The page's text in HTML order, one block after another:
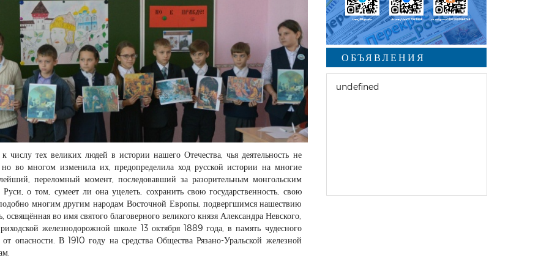
тех великих людей в истории нашего Отечества, чья деятельность не
во многом изменила их, предопределила ход русской истории на многие
переломный момент, последовавший за разорительным монгольским
о том, сумеет ли она уцелеть, сохранить свою государственность, свою
подобно многим другим народам Восточной Европы, подвергшимся нашествию
во имя святого благоверного великого князя Александра Невского,
железнодорожной школе 13 октября 1889 года, в память чудесного
опасности. В 1910 году на средства Общества Рязано-Уральской железной
ОБЪЯВЛЕНИЯ
undefined